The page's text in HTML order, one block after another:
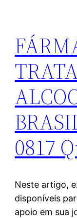
0817
Neste artigo,
disponíveis
apoio em sua